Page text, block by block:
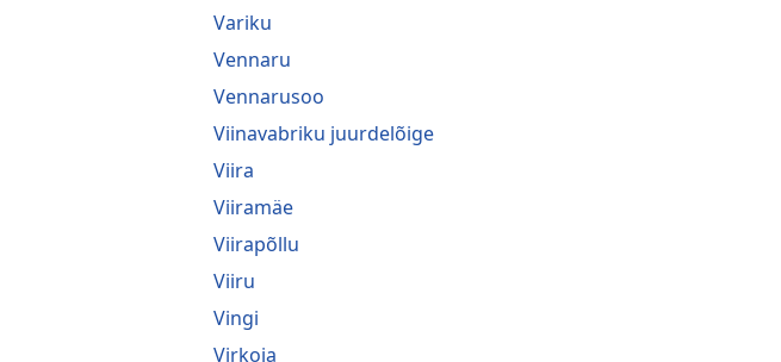
Variku
Vennaru
Vennarusoo
Viinavabriku juurdelõige
Viira
Viiramäe
Viirapõllu
Viiru
Vingi
Virkoja